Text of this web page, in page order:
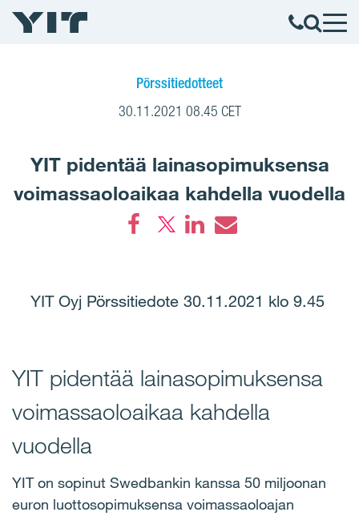
Pörssitiedotteet
30.11.2021 08.45 CET
YIT pidentää lainasopimuksensa
voimassaoloaikaa kahdella vuodella
YIT Oyj Pörssitiedote 30.11.2021 klo 9.45
YIT pidentää lainasopimuksensa
voimassaoloaikaa kahdella
vuodella
YIT on sopinut Swedbankin kanssa 50 miljoonan
euron luottosopimuksensa voimassaoloajan